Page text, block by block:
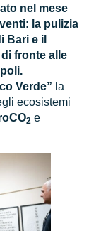
nel mese
la pulizia
Bari e il
fronte alle
Verde” la
ecosistemi
2 e